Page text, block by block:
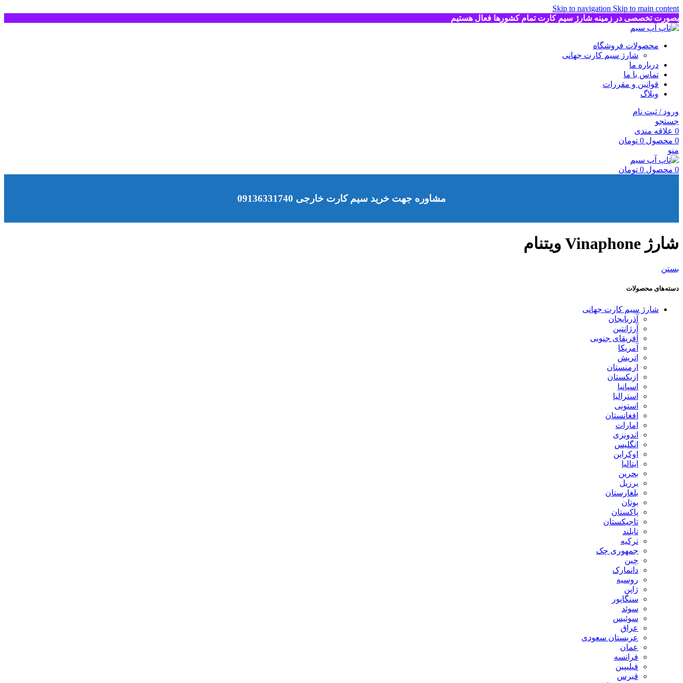
Skip to navigation Skip to main content
بصورت تخصصی در زمینه شارژ سیم کارت تمام کشورها فعال هستیم
محصولات فروشگاه
شارژ سیم کارت جهانی
درباره ما
تماس با ما
قوانین و مقررات
وبلاگ
ورود / ثبت نام
جستجو
0 علاقه مندی
0 محصول 0 تومان
منو
0 محصول 0 تومان
مشاوره جهت خرید سیم کارت خارجی 09136331740
شارژ Vinaphone ویتنام
بستن
دسته‌های محصولات
شارژ سیم کارت جهانی
آذربایجان
آرژانتین
آفریقای جنوبی
آمریکا
اتریش
ارمنستان
ازبکستان
اسپانیا
استرالیا
استونی
افغانستان
امارات
اندونزی
انگلیس
اوکراین
ایتالیا
بحرین
برزیل
بلغارستان
بوتان
پاکستان
تاجیکستان
تایلند
ترکیه
جمهوری چک
چین
دانمارک
روسیه
ژاپن
سنگاپور
سوئد
سوئیس
عراق
عربستان سعودی
عمان
فرانسه
فیلیپین
قبرس